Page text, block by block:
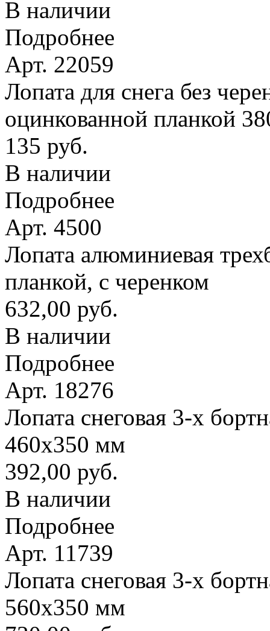
В наличии
Подробнее
Арт. 22059
Лопата для снега без
оцинкованной планкой
135 руб.
В наличии
Подробнее
Арт. 4500
Лопата алюминиевая
планкой, с черенком
632,00 руб.
В наличии
Подробнее
Арт. 18276
Лопата снеговая 3-х
460х350 мм
392,00 руб.
В наличии
Подробнее
Арт. 11739
Лопата снеговая 3-х
560х350 мм